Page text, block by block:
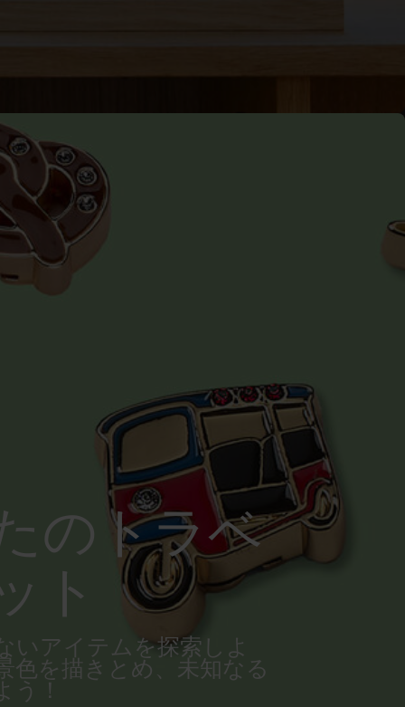
のトラベ
ト
いアイテムを探索しよ
色を描きとめ、未知なる
う！